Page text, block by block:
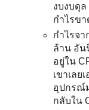
งบงบดุ
กำไรข
กำไรจ
ล้าน อัน
อยู่ใน
เขาเลย
อุปกรณ์
กลับใน